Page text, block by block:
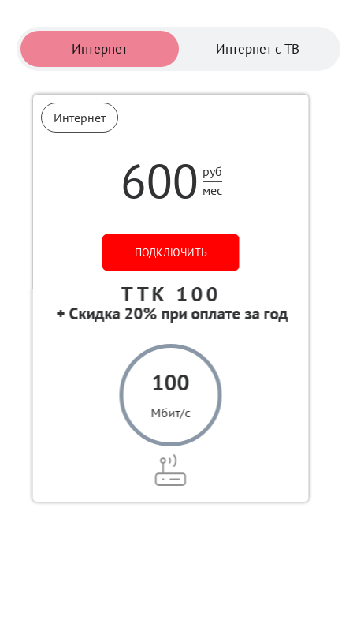
Интернет Интернет с ТВ
Тарифы
Интернет
600 руб
мес
ПОДКЛЮЧИТЬ
ТТК 100
100
Мбит/с